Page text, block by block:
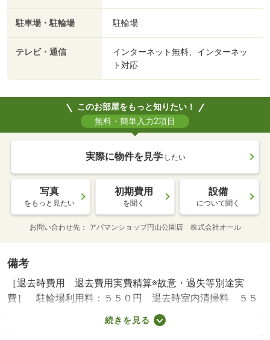
駐車場・駐輪場 駐輪場
テレビ・通信
インターネット無料、インターネッ
ト対応
このお部屋をもっと知りたい！
無料・簡単入力2項目
実際に物件を見学 したい
写真
をもっと見たい
初期費用
を聞く
設備
について聞く
お問い合わせ先 アパマンショップ円山公園店 株式会社オール
備考
［退去時費用 退去費用実費精算※故意・過失等別途実
費］ 駐輪場利用料：５５０円 退去時室内清掃料 ５５
０００円、シリンダー交換料 ２２０００円、［駐輪場利
用料］ 台数制限あり要申請／利用者のみ発生、［ペット
続きを見る